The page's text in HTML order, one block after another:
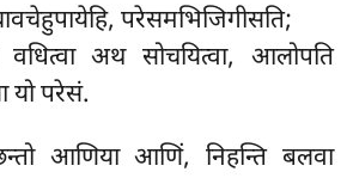
परेसमभिजिगीसति;
वधित्वा अथ सोचयित्वा, आलोपति
यो परेसं.
आणिया आणिं, निहन्ति बलवा